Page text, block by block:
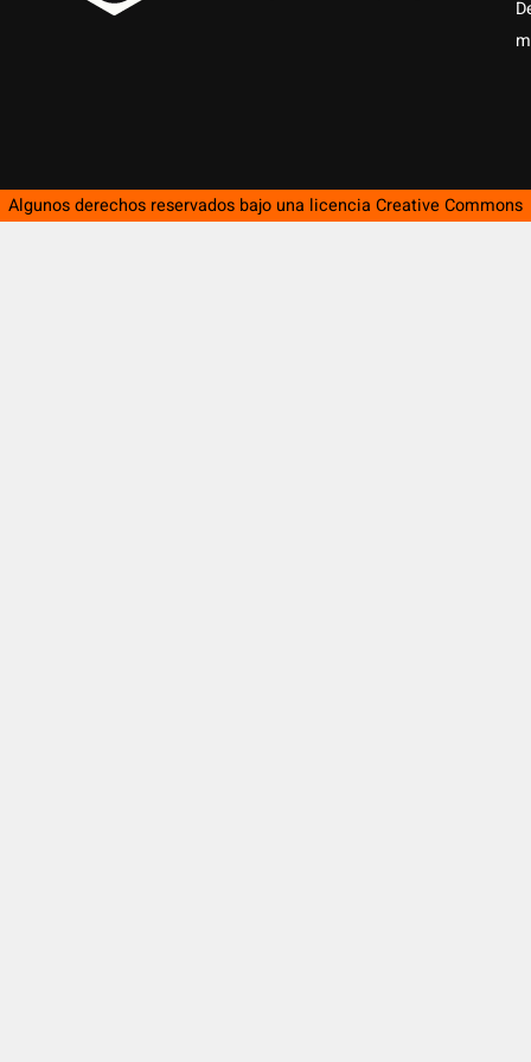
Algunos derechos reservados bajo una licencia Creative Commons